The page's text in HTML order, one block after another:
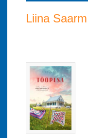
Menu
Liina Saarm